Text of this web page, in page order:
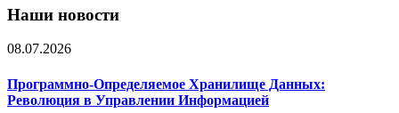
Наши новости
08.07.2026
Программно-Определяемое Хранилище Данных:
Революция в Управлении Информацией